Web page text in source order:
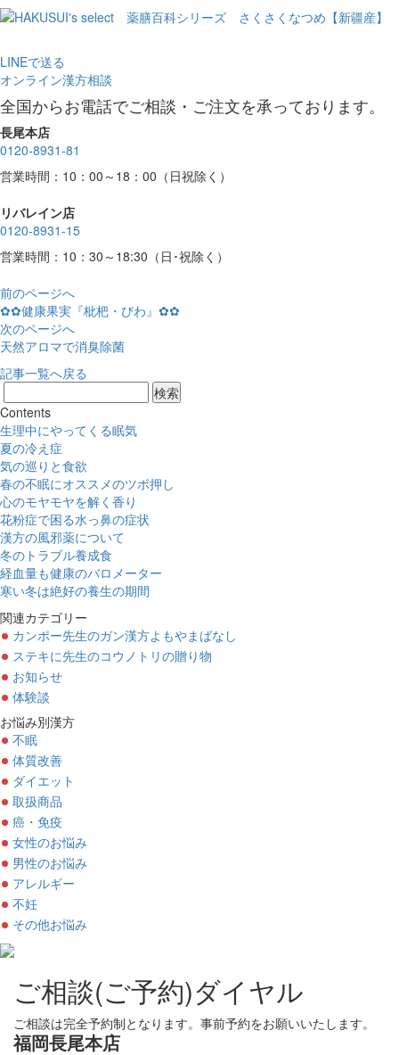
LINEで送る
オンライン漢方相談
全国からお電話でご相談・ご注文を承っております。
長尾本店
0120-8931-81
営業時間：10：00～18：00（日祝除く）
リバレイン店
0120-8931-15
営業時間：10：30～18:30（日･祝除く）
前のページへ
✿✿健康果実『枇杷・びわ』✿✿
次のページへ
天然アロマで消臭除菌
記事一覧へ戻る
Contents
生理中にやってくる眠気
夏の冷え症
気の巡りと食欲
春の不眠にオススメのツボ押し
心のモヤモヤを解く香り
花粉症で困る水っ鼻の症状
漢方の風邪薬について
冬のトラブル養成食
経血量も健康のバロメーター
寒い冬は絶好の養生の期間
関連カテゴリー
カンポー先生のガン漢方よもやまばなし
ステキに先生のコウノトリの贈り物
お知らせ
体験談
お悩み別漢方
不眠
体質改善
ダイエット
取扱商品
癌・免疫
女性のお悩み
男性のお悩み
アレルギー
不妊
その他お悩み
ご相談(ご予約)ダイヤル
ご相談は完全予約制となります。事前予約をお願いいたします。
福岡長尾本店